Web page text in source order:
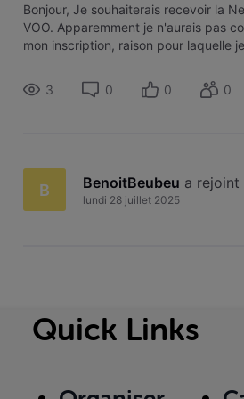
Bonjour, Je souhaiterais recevoir la
VOO. Apparemment je n'aurais pas
mon inscription, raison pour laquelle
officiel VOO m'a dit avoir fait le
3 0 0 0
B BenoitBeubeu a rejoint
lundi 28 juillet 2025
Quick Links